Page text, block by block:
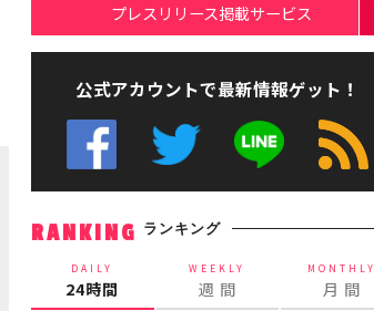
プレスリリース掲載サービス
公式アカウントで最新情報ゲット！
RANKING ランキング
DAILY
24時間
WEEKLY
週 間
MONTHLY
月 間